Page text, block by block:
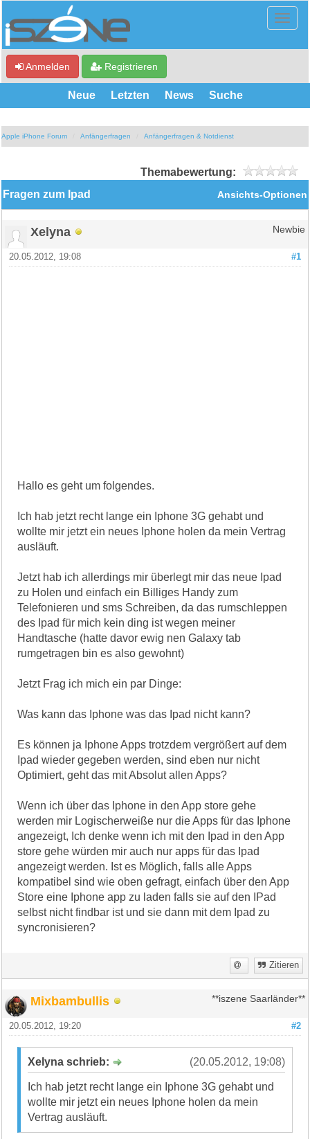
Anmelden Registrieren
Neue Letzten News Suche
Apple iPhone Forum Anfängerfragen Anfängerfragen & Notdienst
Themabewertung:
Ansichts-Optionen
Fragen zum Ipad
Xelyna Newbie
#1
20.05.2012, 19:08
Hallo es geht um folgendes.
Ich hab jetzt recht lange ein Iphone 3G gehabt und
wollte mir jetzt ein neues Iphone holen da mein Vertrag
ausläuft.
Jetzt hab ich allerdings mir überlegt mir das neue Ipad
zu Holen und einfach ein Billiges Handy zum
Telefonieren und sms Schreiben, da das rumschleppen
des Ipad für mich kein ding ist wegen meiner
Handtasche (hatte davor ewig nen Galaxy tab
rumgetragen bin es also gewohnt)
Jetzt Frag ich mich ein par Dinge:
Was kann das Iphone was das Ipad nicht kann?
Es können ja Iphone Apps trotzdem vergrößert auf dem
Ipad wieder gegeben werden, sind eben nur nicht
Optimiert, geht das mit Absolut allen Apps?
Wenn ich über das Iphone in den App store gehe
werden mir Logischerweiße nur die Apps für das Iphone
angezeigt, Ich denke wenn ich mit den Ipad in den App
store gehe würden mir auch nur apps für das Ipad
angezeigt werden. Ist es Möglich, falls alle Apps
kompatibel sind wie oben gefragt, einfach über den App
Store eine Iphone app zu laden falls sie auf den IPad
selbst nicht findbar ist und sie dann mit dem Ipad zu
syncronisieren?
Zitieren
Mixbambullis **iszene Saarländer**
#2
20.05.2012, 19:20
(20.05.2012, 19:08)
Xelyna schrieb:
Ich hab jetzt recht lange ein Iphone 3G gehabt und
wollte mir jetzt ein neues Iphone holen da mein
Vertrag ausläuft.